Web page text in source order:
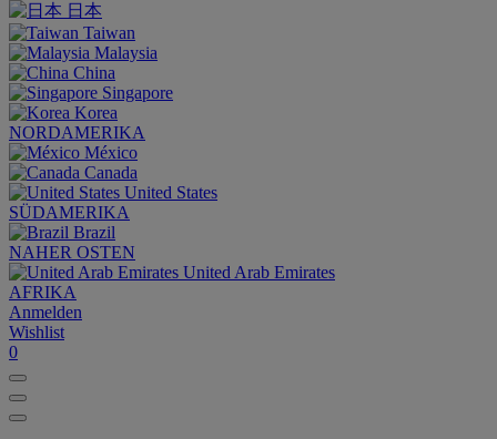
日本
Taiwan
Malaysia
China
Singapore
Korea
NORDAMERIKA
México
Canada
United States
SÜDAMERIKA
Brazil
NAHER OSTEN
United Arab Emirates
AFRIKA
Anmelden
Wishlist
0